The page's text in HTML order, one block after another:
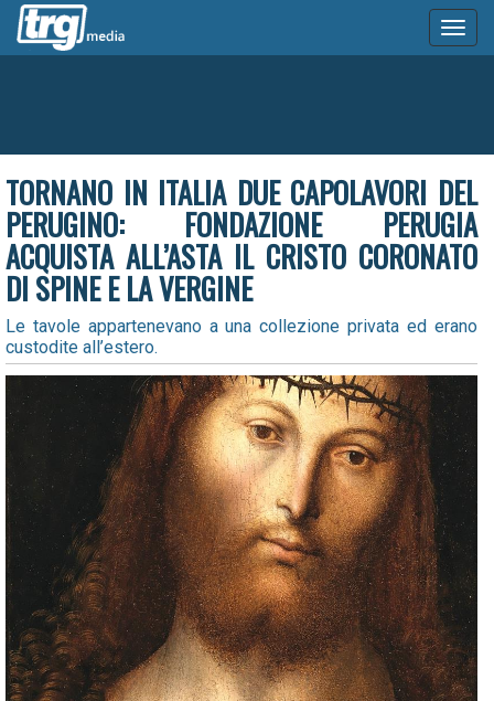
TORNANO IN ITALIA DUE CAPOLAVORI DEL
PERUGINO: FONDAZIONE PERUGIA
ACQUISTA ALL’ASTA IL CRISTO CORONATO
DI SPINE E LA VERGINE
Le tavole appartenevano a una collezione privata ed erano
custodite all’estero.